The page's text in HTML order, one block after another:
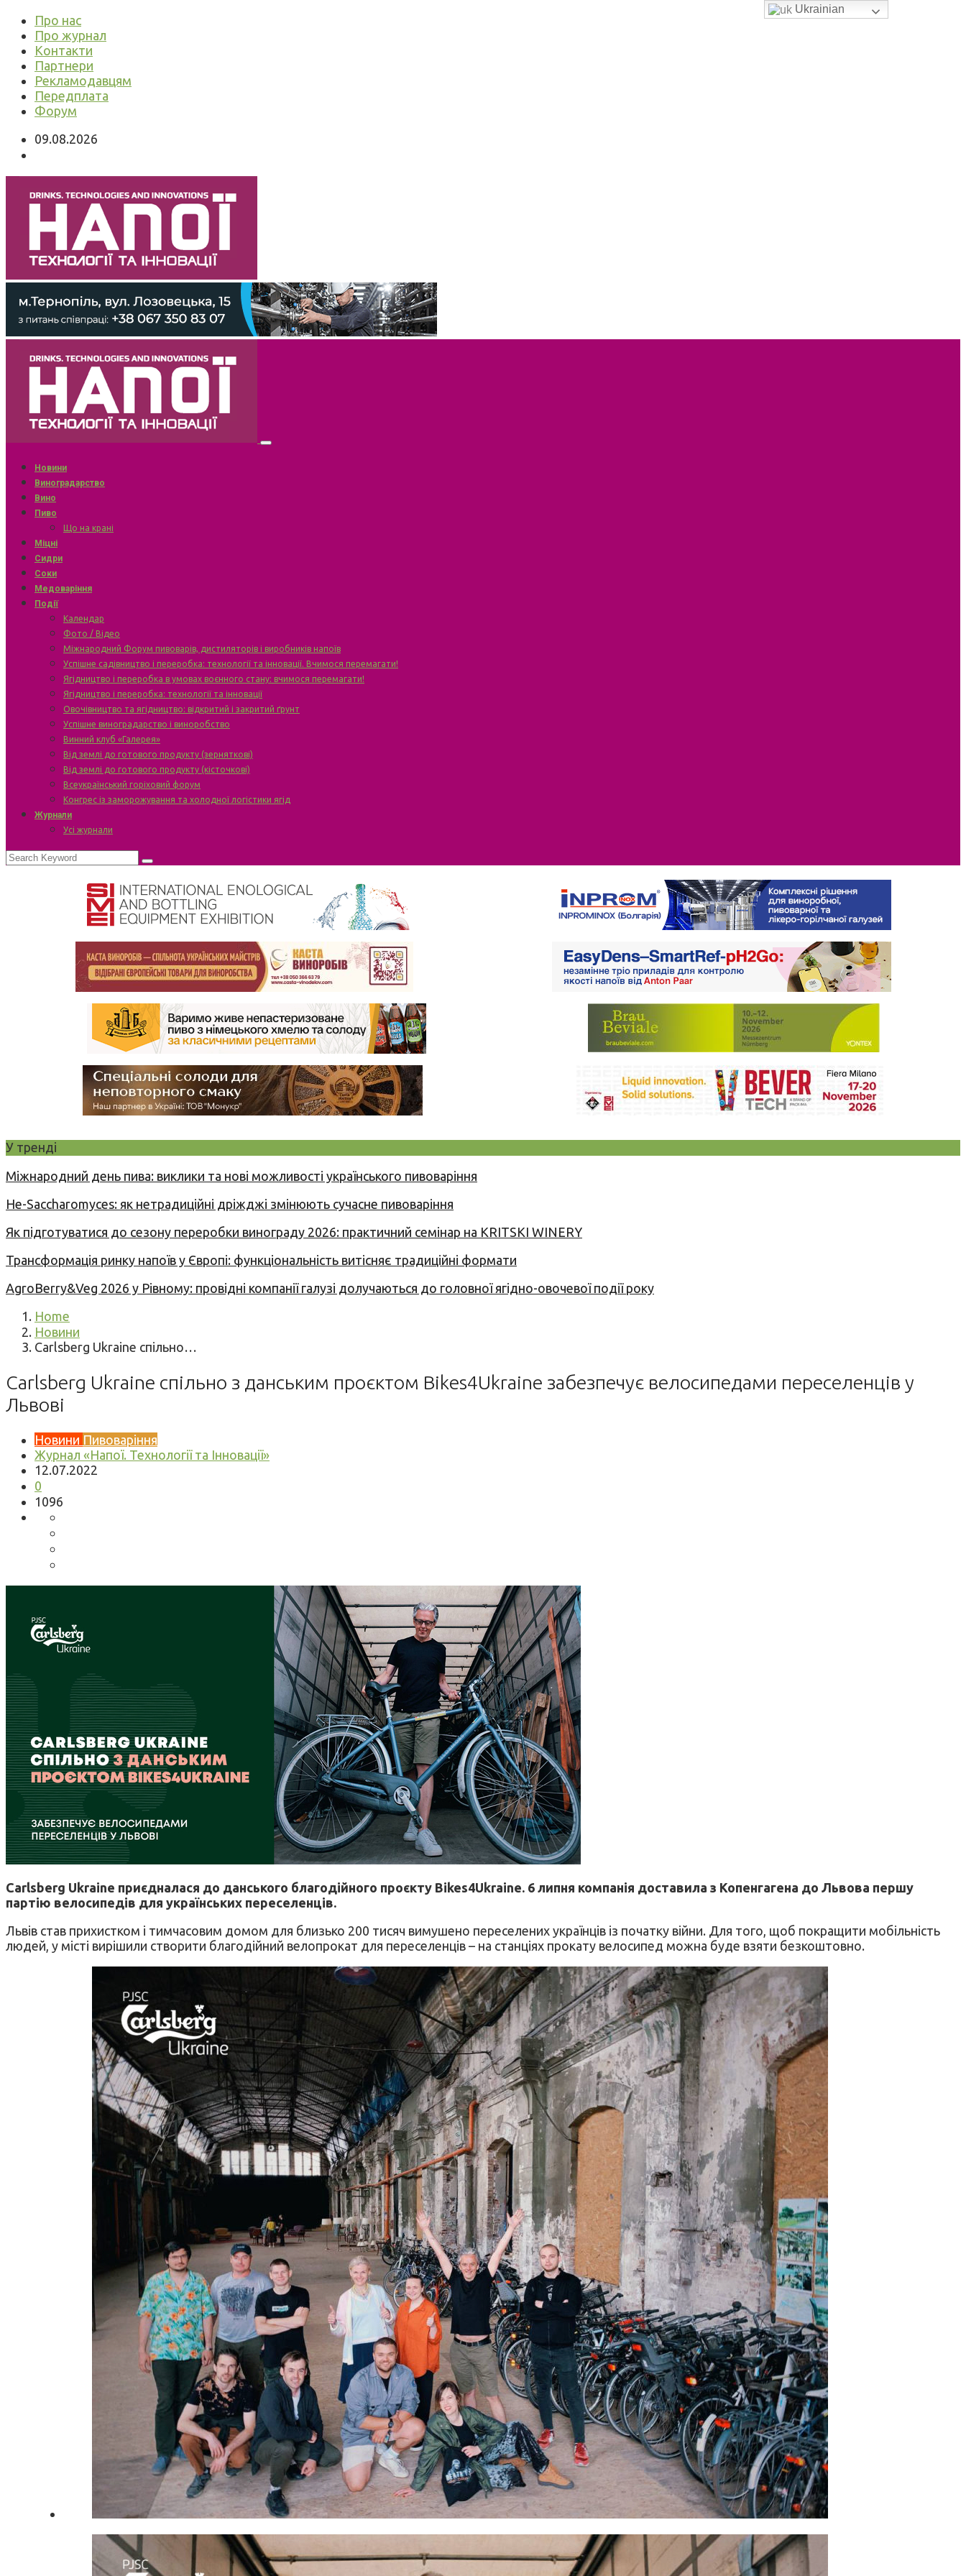
Про нас
Про журнал
Контакти
Партнери
Рекламодавцям
Передплата
Форум
09.08.2026
Новини
Виноградарство
Вино
Пиво
Що на крані
Міцні
Сидри
Соки
Медоваріння
Події
Календар
Фото / Відео
Міжнародний Форум пивоварів, дистиляторів і виробників напоїв
Успішне садівництво і переробка: технології та інновації. Вчимося перемагати!
Ягідництво і переробка в умовах воєнного стану: вчимося перемагати!
Ягідництво і переробка: технології та інновації
Овочівництво та ягідництво: відкритий і закритий ґрунт
Успішне виноградарство і виноробство
Винний клуб «Галерея»
Від землі до готового продукту (зерняткові)
Від землі до готового продукту (кісточкові)
Всеукраїнський горіховий форум
Конгрес із заморожування та холодної логістики ягід
Журнали
Усі журнали
У тренді
Міжнародний день пива: виклики та нові можливості українського пивоваріння
Не-Saccharomyces: як нетрадиційні дріжджі змінюють сучасне пивоваріння
Як підготуватися до сезону переробки винограду 2026: практичний семінар на KRITSKI WINERY
Трансформація ринку напоїв у Європі: функціональність витісняє традиційні формати
AgroBerry&Veg 2026 у Рівному: провідні компанії галузі долучаються до головної ягідно-овочевої події року
Home
Новини
Carlsberg Ukraine спільно…
Carlsberg Ukraine спільно з данським проєктом Bikes4Ukraine забезпечує велосипедами переселенців у
Львові
Новини Пивоваріння
Журнал «Напої. Технології та Інновації»
12.07.2022
0
1096
Carlsberg Ukraine приєдналася до данського благодійного проєкту Bikes4Ukraine. 6 липня компанія доставила з Копенгагена до Львова першу
партію велосипедів для українських переселенців.
Львів став прихистком і тимчасовим домом для близько 200 тисяч вимушено переселених українців із початку війни. Для того, щоб покращити мобільність
людей, у місті вирішили створити благодійний велопрокат для переселенців – на станціях прокату велосипед можна буде взяти безкоштовно.
Ukrainian